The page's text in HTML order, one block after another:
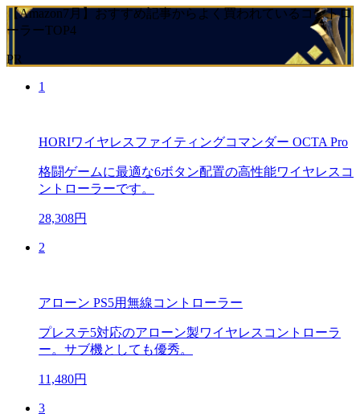
【Amazon7月】おすすめ記事からよく買われているコントロ
ーラーTOP4
PR
1
HORIワイヤレスファイティングコマンダー OCTA Pro
格闘ゲームに最適な6ボタン配置の高性能ワイヤレスコ
ントローラーです。
28,308円
2
アローン PS5用無線コントローラー
プレステ5対応のアローン製ワイヤレスコントローラ
ー。サブ機としても優秀。
11,480円
3